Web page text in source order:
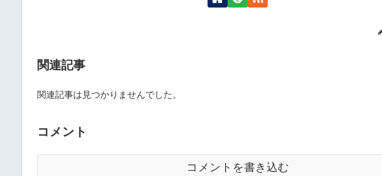
関連記事
関連記事は見つかりませんでした。
コメント
コメントを書き込む